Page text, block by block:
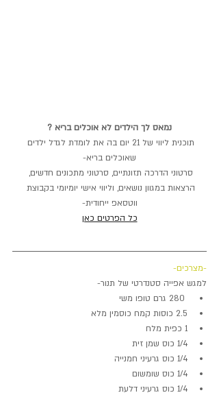
נמאס לך הילדים לא אוכלים בריא ?
תוכנית ליווי של 21 יום בה את לומדת לגדל ילדים
שאוכלים בריא-
סרטוני הדרכה תזונתיים, סרטוני מתכונים חדשים,
הרצאות במגוון נושאים, וליווי אישי יומיומי בקבוצת
ווטסאפ ייחודית-
כל הפרטים כאן
-מצרכים-
למגש אפייה סטנדרטי של תנור-
2.5 כוסות קמח כוסמין מלא
1 כפית מלח
1/4 כוס שמן זית
1/4 כוס גרעיני חמנייה
1/4 כוס שומשום
1/4 כוס גרעיני דלעת